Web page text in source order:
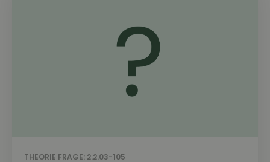
THEORIE FRAGE: 2.2.03-105